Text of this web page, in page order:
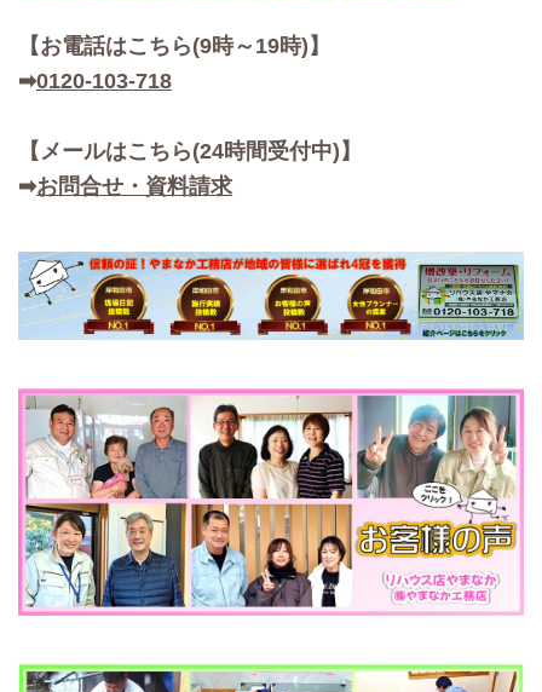
【お電話はこちら(9時～19時)】
➡0120-103-718
【メールはこちら(24時間受付中)】
➡お問合せ・資料請求